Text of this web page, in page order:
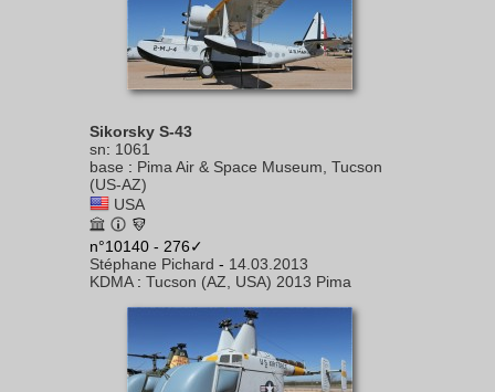
Sikorsky S-43
sn: 1061
base : Pima Air & Space Museum, Tucson
(US-AZ)
USA
n°10140 - 276✓
Stéphane Pichard - 14.03.2013
KDMA: Tucson (AZ, USA) 2013 Pima